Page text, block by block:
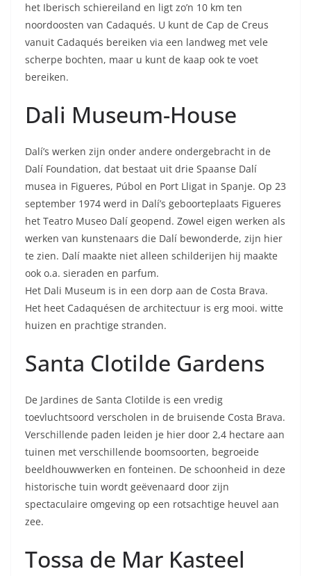
het Iberisch schiereiland en ligt zo’n 10 km ten
noordoosten van Cadaqués. U kunt de Cap de Creus
vanuit Cadaqués bereiken via een landweg met vele
scherpe bochten, maar u kunt de kaap ook te voet
bereiken.
Dali Museum-House
Dalí’s werken zijn onder andere ondergebracht in de
Dalí Foundation, dat bestaat uit drie Spaanse Dalí
musea in Figueres, Púbol en Port Lligat in Spanje. Op 23
september 1974 werd in Dalí’s geboorteplaats Figueres
het Teatro Museo Dalí geopend. Zowel eigen werken als
werken van kunstenaars die Dalí bewonderde, zijn hier
te zien. Dalí maakte niet alleen schilderijen hij maakte
ook o.a. sieraden en parfum.
Het Dali Museum is in een dorp aan de Costa Brava.
Het heet Cadaquésen de architectuur is erg mooi. witte
huizen en prachtige stranden.
Santa Clotilde Gardens
De Jardines de Santa Clotilde is een vredig
toevluchtsoord verscholen in de bruisende Costa Brava.
Verschillende paden leiden je hier door 2,4 hectare aan
tuinen met verschillende boomsoorten, begroeide
beeldhouwwerken en fonteinen. De schoonheid in deze
historische tuin wordt geëvenaard door zijn
spectaculaire omgeving op een rotsachtige heuvel aan
zee.
Tossa de Mar Kasteel